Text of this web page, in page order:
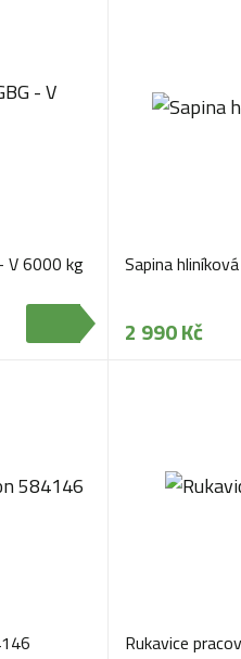
V 6000 kg Sapina
2 990 Kč
Rukavice